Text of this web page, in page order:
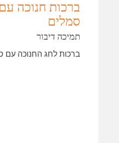
ברכות חנוכה עם
סמלים
תמיכה דיבור
ברכות לחג החנוכה עם